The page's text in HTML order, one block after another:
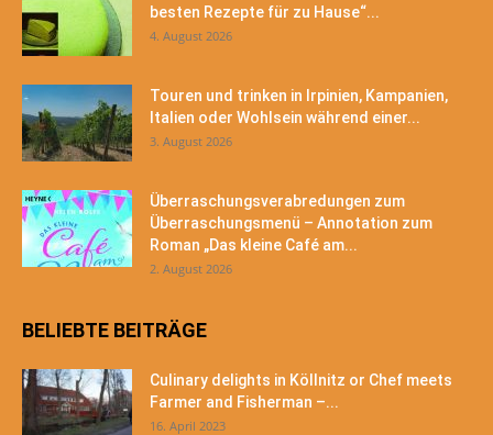
besten Rezepte für zu Hause“...
4. August 2026
Touren und trinken in Irpinien, Kampanien,
Italien oder Wohlsein während einer...
3. August 2026
Überraschungsverabredungen zum
Überraschungsmenü – Annotation zum
Roman „Das kleine Café am...
2. August 2026
BELIEBTE BEITRÄGE
Culinary delights in Köllnitz or Chef meets
Farmer and Fisherman –...
16. April 2023